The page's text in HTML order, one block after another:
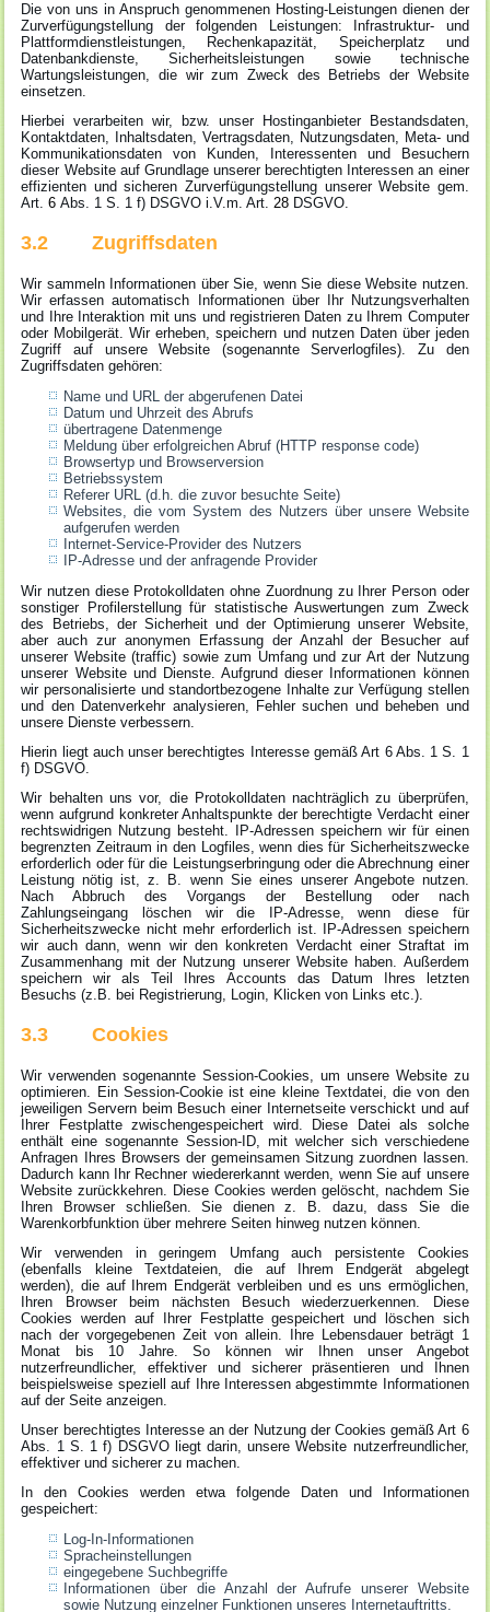
Die von uns in Anspruch genommenen Hosting-Leistungen dienen der
Zurverfügungstellung der folgenden Leistungen: Infrastruktur- und
Plattformdienstleistungen, Rechenkapazität, Speicherplatz und
Datenbankdienste, Sicherheitsleistungen sowie technische
Wartungsleistungen, die wir zum Zweck des Betriebs der Website
einsetzen.
Hierbei verarbeiten wir, bzw. unser Hostinganbieter Bestandsdaten,
Kontaktdaten, Inhaltsdaten, Vertragsdaten, Nutzungsdaten, Meta- und
Kommunikationsdaten von Kunden, Interessenten und Besuchern
dieser Website auf Grundlage unserer berechtigten Interessen an einer
effizienten und sicheren Zurverfügungstellung unserer Website gem.
Art.6 Abs. 1 S. 1 f) DSGVO i.V.m. Art.28 DSGVO.
3.2 Zugriffsdaten
Wir sammeln Informationen über Sie, wenn Sie diese Website nutzen.
Wir erfassen automatisch Informationen über Ihr Nutzungsverhalten
und Ihre Interaktion mit uns und registrieren Daten zu Ihrem Computer
oder Mobilgerät. Wir erheben, speichern und nutzen Daten über jeden
Zugriff auf unsere Website (sogenannte Serverlogfiles). Zu den
Zugriffsdaten gehören:
Name und URL der abgerufenen Datei
Datum und Uhrzeit des Abrufs
übertragene Datenmenge
Meldung über erfolgreichen Abruf (HTTP response code)
Browsertyp und Browserversion
Betriebssystem
Referer URL (d.h. die zuvor besuchte Seite)
Websites, die vom System des Nutzers über unsere Website
aufgerufen werden
Internet-Service-Provider des Nutzers
IP-Adresse und der anfragende Provider
Wir nutzen diese Protokolldaten ohne Zuordnung zu Ihrer Person oder
sonstiger Profilerstellung für statistische Auswertungen zum Zweck
des Betriebs, der Sicherheit und der Optimierung unserer Website,
aber auch zur anonymen Erfassung der Anzahl der Besucher auf
unserer Website (traffic) sowie zum Umfang und zur Art der Nutzung
unserer Website und Dienste. Aufgrund dieser Informationen können
wir personalisierte und standortbezogene Inhalte zur Verfügung stellen
und den Datenverkehr analysieren, Fehler suchen und beheben und
unsere Dienste verbessern.
Hierin liegt auch unser berechtigtes Interesse gemäß Art 6 Abs. 1 S. 1
f) DSGVO.
Wir behalten uns vor, die Protokolldaten nachträglich zu überprüfen,
wenn aufgrund konkreter Anhaltspunkte der berechtigte Verdacht einer
rechtswidrigen Nutzung besteht. IP-Adressen speichern wir für einen
begrenzten Zeitraum in den Logfiles, wenn dies für Sicherheitszwecke
erforderlich oder für die Leistungserbringung oder die Abrechnung einer
Leistung nötig ist, z. B. wenn Sie eines unserer Angebote nutzen.
Nach Abbruch des Vorgangs der Bestellung oder nach
Zahlungseingang löschen wir die IP-Adresse, wenn diese für
Sicherheitszwecke nicht mehr erforderlich ist. IP-Adressen speichern
wir auch dann, wenn wir den konkreten Verdacht einer Straftat im
Zusammenhang mit der Nutzung unserer Website haben. Außerdem
speichern wir als Teil Ihres Accounts das Datum Ihres letzten
Besuchs (z.B. bei Registrierung, Login, Klicken von Links etc.).
3.3 Cookies
Wir verwenden sogenannte Session-Cookies, um unsere Website zu
optimieren. Ein Session-Cookie ist eine kleine Textdatei, die von den
jeweiligen Servern beim Besuch einer Internetseite verschickt und auf
Ihrer Festplatte zwischengespeichert wird. Diese Datei als solche
enthält eine sogenannte Session-ID, mit welcher sich verschiedene
Anfragen Ihres Browsers der gemeinsamen Sitzung zuordnen lassen.
Dadurch kann Ihr Rechner wiedererkannt werden, wenn Sie auf unsere
Website zurückkehren. Diese Cookies werden gelöscht, nachdem Sie
Ihren Browser schließen. Sie dienen z. B. dazu, dass Sie die
Warenkorbfunktion über mehrere Seiten hinweg nutzen können.
Wir verwenden in geringem Umfang auch persistente Cookies
(ebenfalls kleine Textdateien, die auf Ihrem Endgerät abgelegt
werden), die auf Ihrem Endgerät verbleiben und es uns ermöglichen,
Ihren Browser beim nächsten Besuch wiederzuerkennen. Diese
Cookies werden auf Ihrer Festplatte gespeichert und löschen sich
nach der vorgegebenen Zeit von allein. Ihre Lebensdauer beträgt 1
Monat bis 10 Jahre. So können wir Ihnen unser Angebot
nutzerfreundlicher, effektiver und sicherer präsentieren und Ihnen
beispielsweise speziell auf Ihre Interessen abgestimmte Informationen
auf der Seite anzeigen.
Unser berechtigtes Interesse an der Nutzung der Cookies gemäß Art 6
Abs. 1 S. 1 f) DSGVO liegt darin, unsere Website nutzerfreundlicher,
effektiver und sicherer zu machen.
In den Cookies werden etwa folgende Daten und Informationen
gespeichert:
Log-In-Informationen
Spracheinstellungen
eingegebene Suchbegriffe
Informationen über die Anzahl der Aufrufe unserer Website
sowie Nutzung einzelner Funktionen unseres Internetauftritts.